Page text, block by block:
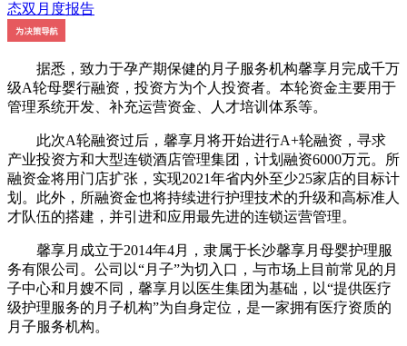
据悉，致力于孕产期保健的月子服务机构馨享月完成千万
级A轮母婴行融资，投资方为个人投资者。本轮资金主要用于
管理系统开发、补充运营资金、人才培训体系等。
此次A轮融资过后，馨享月将开始进行A+轮融资，寻求
产业投资方和大型连锁酒店管理集团，计划融资6000万元。所
融资金将用门店扩张，实现2021年省内外至少25家店的目标计
划。此外，所融资金也将持续进行护理技术的升级和高标准人
才队伍的搭建，并引进和应用最先进的连锁运营管理。
馨享月成立于2014年4月，隶属于长沙馨享月母婴护理服
务有限公司。公司以“月子”为切入口，与市场上目前常见的月
子中心和月嫂不同，馨享月以医生集团为基础，以“提供医疗
级护理服务的月子机构”为自身定位，是一家拥有医疗资质的
月子服务机构。